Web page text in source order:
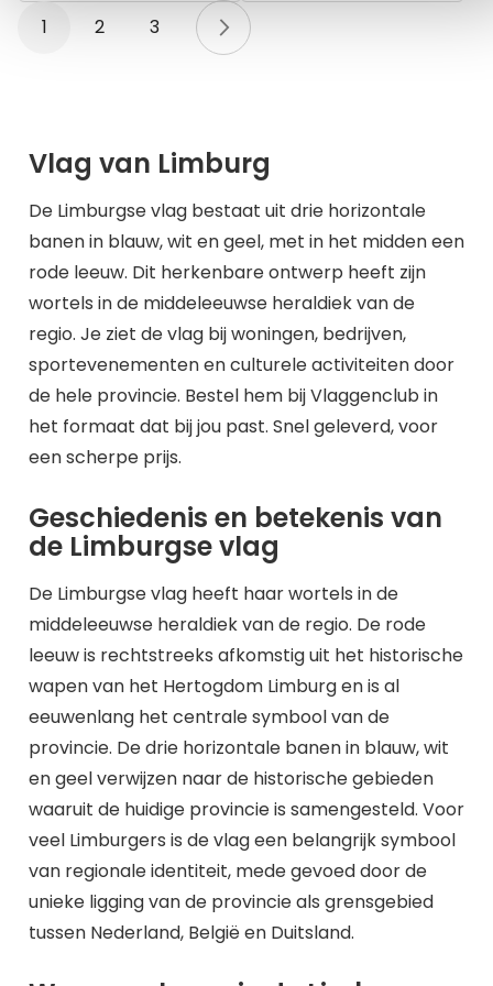
U lees momenteel pagina
1 Pagina
2 Pagina
3 Pagina
Volgende
Vlag van Limburg
De Limburgse vlag bestaat uit drie horizontale
banen in blauw, wit en geel, met in het midden een
rode leeuw. Dit herkenbare ontwerp heeft zijn
wortels in de middeleeuwse heraldiek van de
regio. Je ziet de vlag bij woningen, bedrijven,
sportevenementen en culturele activiteiten door
de hele provincie. Bestel hem bij Vlaggenclub in
het formaat dat bij jou past. Snel geleverd, voor
een scherpe prijs.
Geschiedenis en betekenis van
de Limburgse vlag
De Limburgse vlag heeft haar wortels in de
middeleeuwse heraldiek van de regio. De rode
leeuw is rechtstreeks afkomstig uit het historische
wapen van het Hertogdom Limburg en is al
eeuwenlang het centrale symbool van de
provincie. De drie horizontale banen in blauw, wit
en geel verwijzen naar de historische gebieden
waaruit de huidige provincie is samengesteld. Voor
veel Limburgers is de vlag een belangrijk symbool
van regionale identiteit, mede gevoed door de
unieke ligging van de provincie als grensgebied
tussen Nederland, België en Duitsland.